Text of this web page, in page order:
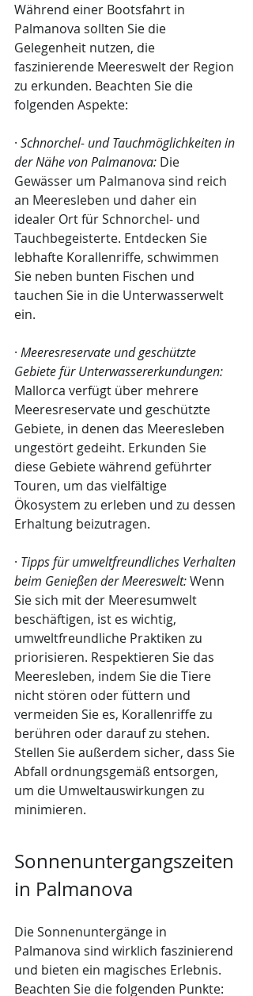
Während einer Bootsfahrt in
Palmanova sollten Sie die
Gelegenheit nutzen, die
faszinierende Meereswelt der Region
zu erkunden. Beachten Sie die
folgenden Aspekte:
· Schnorchel- und Tauchmöglichkeiten in
der Nähe von Palmanova: Die
Gewässer um Palmanova sind reich
an Meeresleben und daher ein
idealer Ort für Schnorchel- und
Tauchbegeisterte. Entdecken Sie
lebhafte Korallenriffe, schwimmen
Sie neben bunten Fischen und
tauchen Sie in die Unterwasserwelt
ein.
· Meeresreservate und geschützte
Gebiete für Unterwassererkundungen:
Mallorca verfügt über mehrere
Meeresreservate und geschützte
Gebiete, in denen das Meeresleben
ungestört gedeiht. Erkunden Sie
diese Gebiete während geführter
Touren, um das vielfältige
Ökosystem zu erleben und zu dessen
Erhaltung beizutragen.
· Tipps für umweltfreundliches Verhalten
beim Genießen der Meereswelt: Wenn
Sie sich mit der Meeresumwelt
beschäftigen, ist es wichtig,
umweltfreundliche Praktiken zu
priorisieren. Respektieren Sie das
Meeresleben, indem Sie die Tiere
nicht stören oder füttern und
vermeiden Sie es, Korallenriffe zu
berühren oder darauf zu stehen.
Stellen Sie außerdem sicher, dass Sie
Abfall ordnungsgemäß entsorgen,
um die Umweltauswirkungen zu
minimieren.
Sonnenuntergangszeiten
in Palmanova
Die Sonnenuntergänge in
Palmanova sind wirklich faszinierend
und bieten ein magisches Erlebnis.
Beachten Sie die folgenden Punkte: